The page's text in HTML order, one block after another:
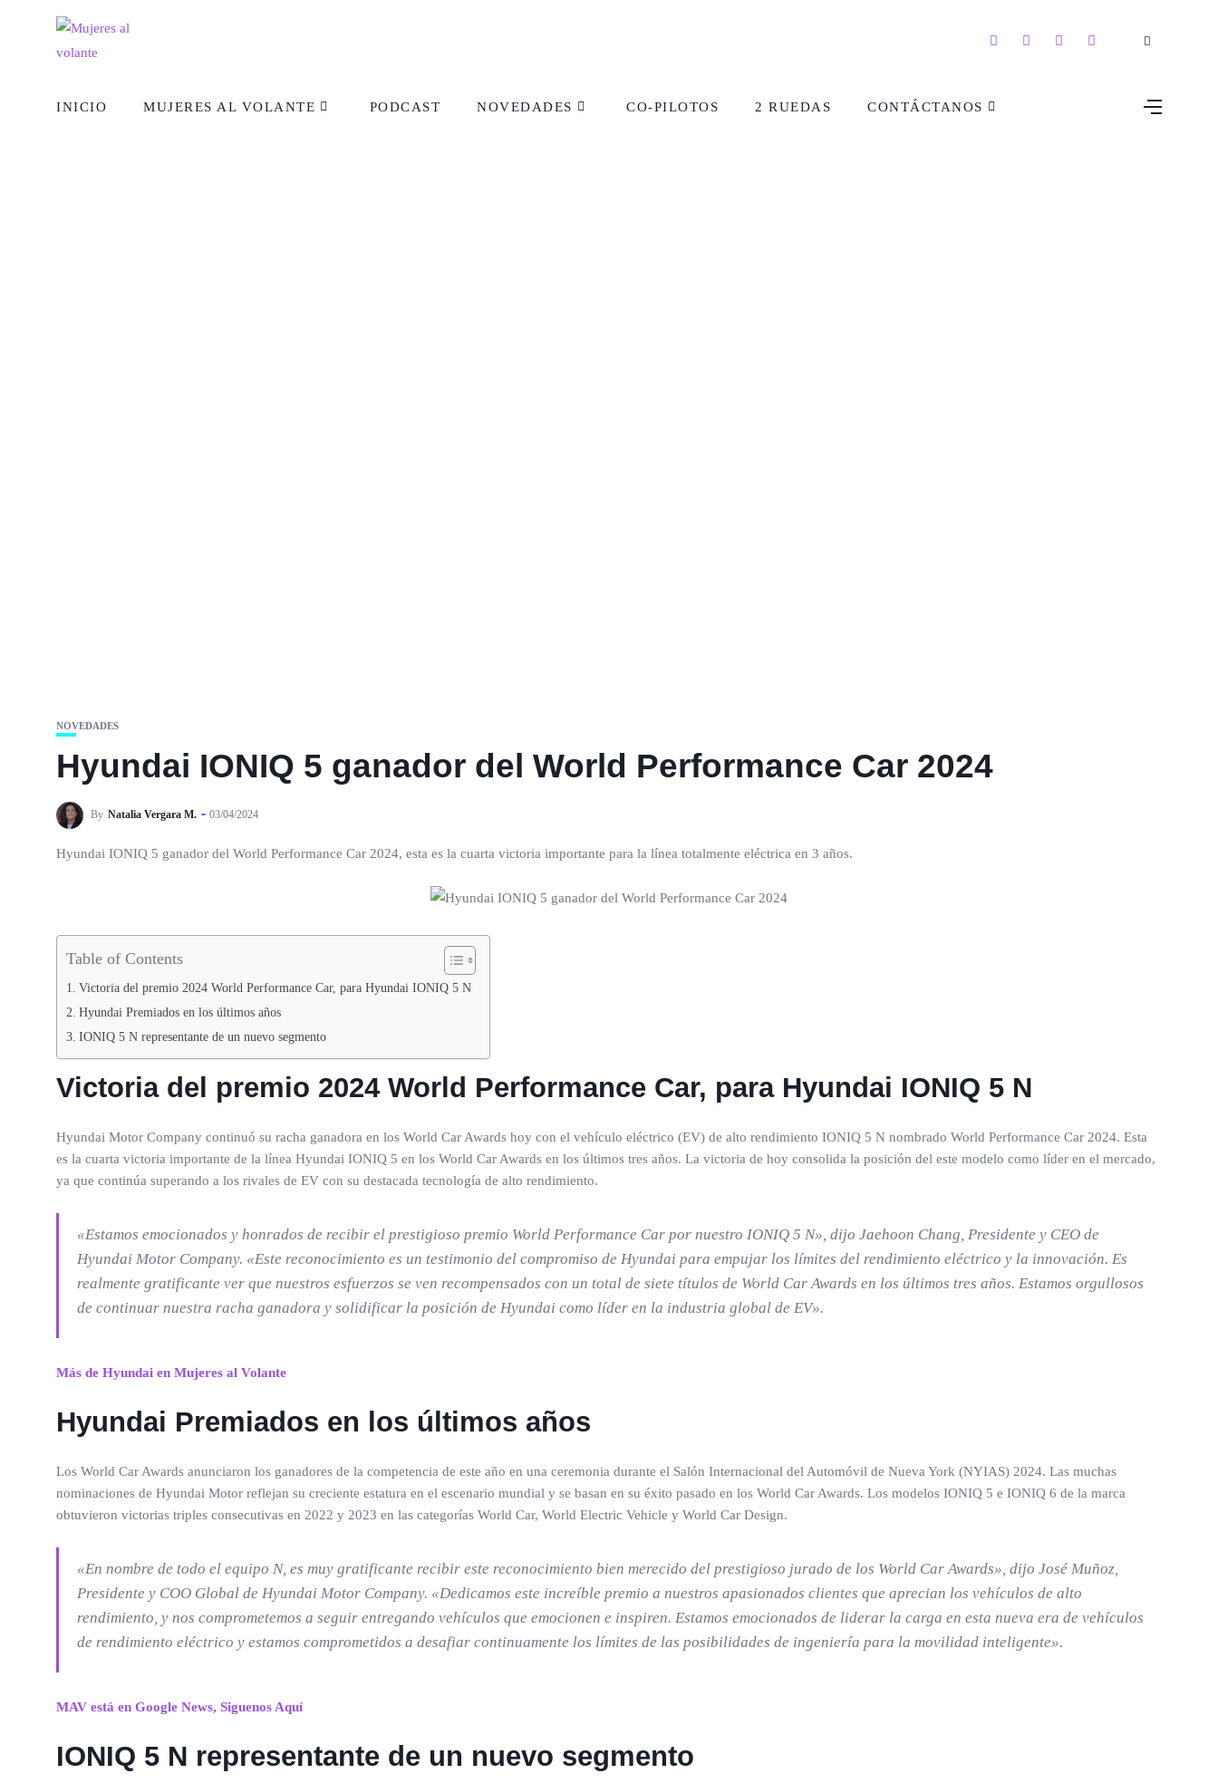
INICIO MUJERES AL VOLANTE PODCAST NOVEDADES CO-PILOTOS 2 RUEDAS CONTÁCTANOS
NOVEDADES
Hyundai IONIQ 5 ganador del World Performance Car 2024
By Natalia Vergara M. 03/04/2024
Hyundai IONIQ 5 ganador del World Performance Car 2024, esta es la cuarta victoria importante para la línea totalmente eléctrica en 3 años.
Table of Contents
Victoria del premio 2024 World Performance Car, para Hyundai IONIQ 5 N
Hyundai Premiados en los últimos años
IONIQ 5 N representante de un nuevo segmento
Victoria del premio 2024 World Performance Car, para Hyundai IONIQ 5 N
Hyundai Motor Company continuó su racha ganadora en los World Car Awards hoy con el vehículo eléctrico (EV) de alto rendimiento IONIQ 5 N nombrado World Performance Car 2024. Esta
es la cuarta victoria importante de la línea Hyundai IONIQ 5 en los World Car Awards en los últimos tres años. La victoria de hoy consolida la posición del este modelo como líder en el mercado,
ya que continúa superando a los rivales de EV con su destacada tecnología de alto rendimiento.
«Estamos emocionados y honrados de recibir el prestigioso premio World Performance Car por nuestro IONIQ 5 N», dijo Jaehoon Chang, Presidente y CEO de
Hyundai Motor Company. «Este reconocimiento es un testimonio del compromiso de Hyundai para empujar los límites del rendimiento eléctrico y la innovación. Es
realmente gratificante ver que nuestros esfuerzos se ven recompensados con un total de siete títulos de World Car Awards en los últimos tres años. Estamos orgullosos
de continuar nuestra racha ganadora y solidificar la posición de Hyundai como líder en la industria global de EV».
Más de Hyundai en Mujeres al Volante
Hyundai Premiados en los últimos años
Los World Car Awards anunciaron los ganadores de la competencia de este año en una ceremonia durante el Salón Internacional del Automóvil de Nueva York (NYIAS) 2024. Las muchas
nominaciones de Hyundai Motor reflejan su creciente estatura en el escenario mundial y se basan en su éxito pasado en los World Car Awards. Los modelos IONIQ 5 e IONIQ 6 de la marca
obtuvieron victorias triples consecutivas en 2022 y 2023 en las categorías World Car, World Electric Vehicle y World Car Design.
«En nombre de todo el equipo N, es muy gratificante recibir este reconocimiento bien merecido del prestigioso jurado de los World Car Awards», dijo José Muñoz,
Presidente y COO Global de Hyundai Motor Company. «Dedicamos este increíble premio a nuestros apasionados clientes que aprecian los vehículos de alto
rendimiento, y nos comprometemos a seguir entregando vehículos que emocionen e inspiren. Estamos emocionados de liderar la carga en esta nueva era de vehículos
de rendimiento eléctrico y estamos comprometidos a desafiar continuamente los límites de las posibilidades de ingeniería para la movilidad inteligente».
MAV está en Google News, Siguenos Aquí
IONIQ 5 N representante de un nuevo segmento